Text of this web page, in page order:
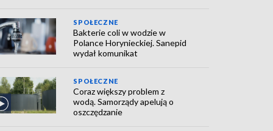
SPOŁECZNE
Bakterie coli w wodzie w
Polance Horynieckiej. Sanepid
wydał komunikat
SPOŁECZNE
Coraz większy problem z
wodą. Samorządy apelują o
oszczędzanie